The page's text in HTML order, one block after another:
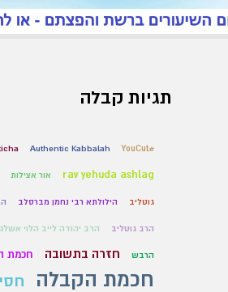
תגיות קבלה
#YouCut
Authentic Kabbalah
rav yehuda ashlag אור אצילות
גוטליב הילולתא רבי נחמן מברסלב
הרב גוטליב הרב יהודה לייב הלוי אשלג
הרבש חזרה בתשובה חכמת
חכמת הקבלה